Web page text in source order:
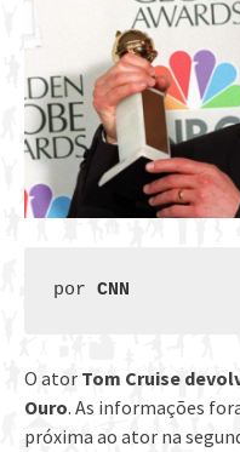
por CNN
O ator Tom Cruise
Ouro. As informações
próxima ao ator na